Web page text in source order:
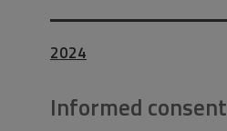
2024
Informed consent